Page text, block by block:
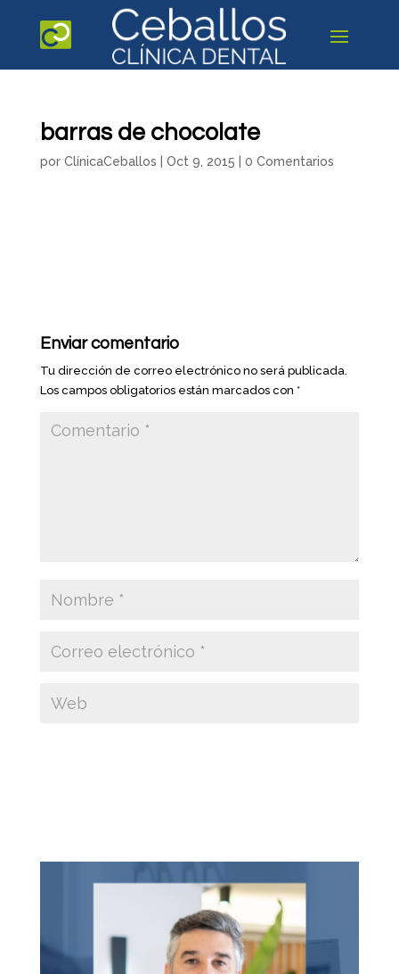
barras de chocolate
por ClínicaCeballos Oct 9, 2015 0 Comentarios
Enviar comentario
Tu dirección de correo electrónico no será publicada.
Los campos obligatorios están marcados con *